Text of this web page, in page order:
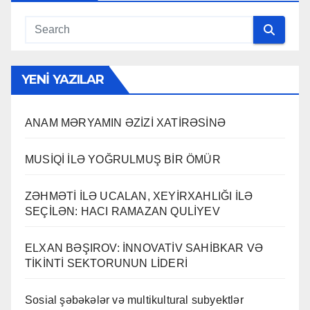
YENI YAZILAR
ANAM MƏRYAMIN ƏZİZİ XATİRƏSİNƏ
MUSİQİ İLƏ YOĞRULMUŞ BİR ÖMÜR
ZƏHMƏTİ İLƏ UCALAN, XEYİRXAHLIĞI İLƏ
SEÇİLƏN: HACI RAMAZAN QULİYEV
ELXAN BƏŞIROV: İNNOVATİV SAHİBKAR VƏ
TİKİNTİ SEKTORUNUN LİDERİ
Sosial şəbəkələr və multikultural subyektlər